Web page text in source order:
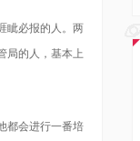
眦必报的人。两
局的人，基本上
都会进行一番培